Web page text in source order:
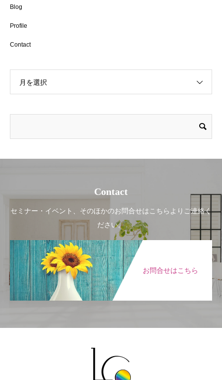
Blog
Profile
Contact
月を選択
Contact
セミナー・イベント、そのほかのお問合せはこちらよりご連絡く
ださい。
お問合せはこちら